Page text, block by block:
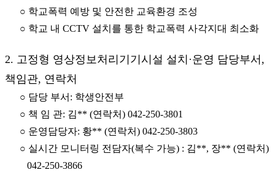
○ 학교폭력 예방 및 안전한 교육환경 조성
○ 학교 내 CCTV 설치를 통한 학교폭력 사각지대 최소화
2. 고정형 영상정보처리기기시설 설치·운영 담당부서,
책임관, 연락처
○ 담당 부서: 학생안전부
○ 책 임 관: 김** (연락처) 042-250-3801
○ 운영담당자: 황** (연락처) 042-250-3803
○ 실시간 모니터링 전담자(복수 가능) : 김**, 장** (연락처)
042-250-3866